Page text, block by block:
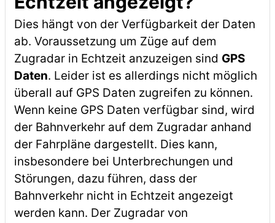
Dies hängt von der Verfügbarkeit der Daten
ab. Voraussetzung um Züge auf dem
Zugradar in Echtzeit anzuzeigen sind GPS
Daten. Leider ist es allerdings nicht möglich
überall auf GPS Daten zugreifen zu können.
Wenn keine GPS Daten verfügbar sind, wird
der Bahnverkehr auf dem Zugradar anhand
der Fahrpläne dargestellt. Dies kann,
insbesondere bei Unterbrechungen und
Störungen, dazu führen, dass der
Bahnverkehr nicht in Echtzeit angezeigt
werden kann. Der Zugradar von